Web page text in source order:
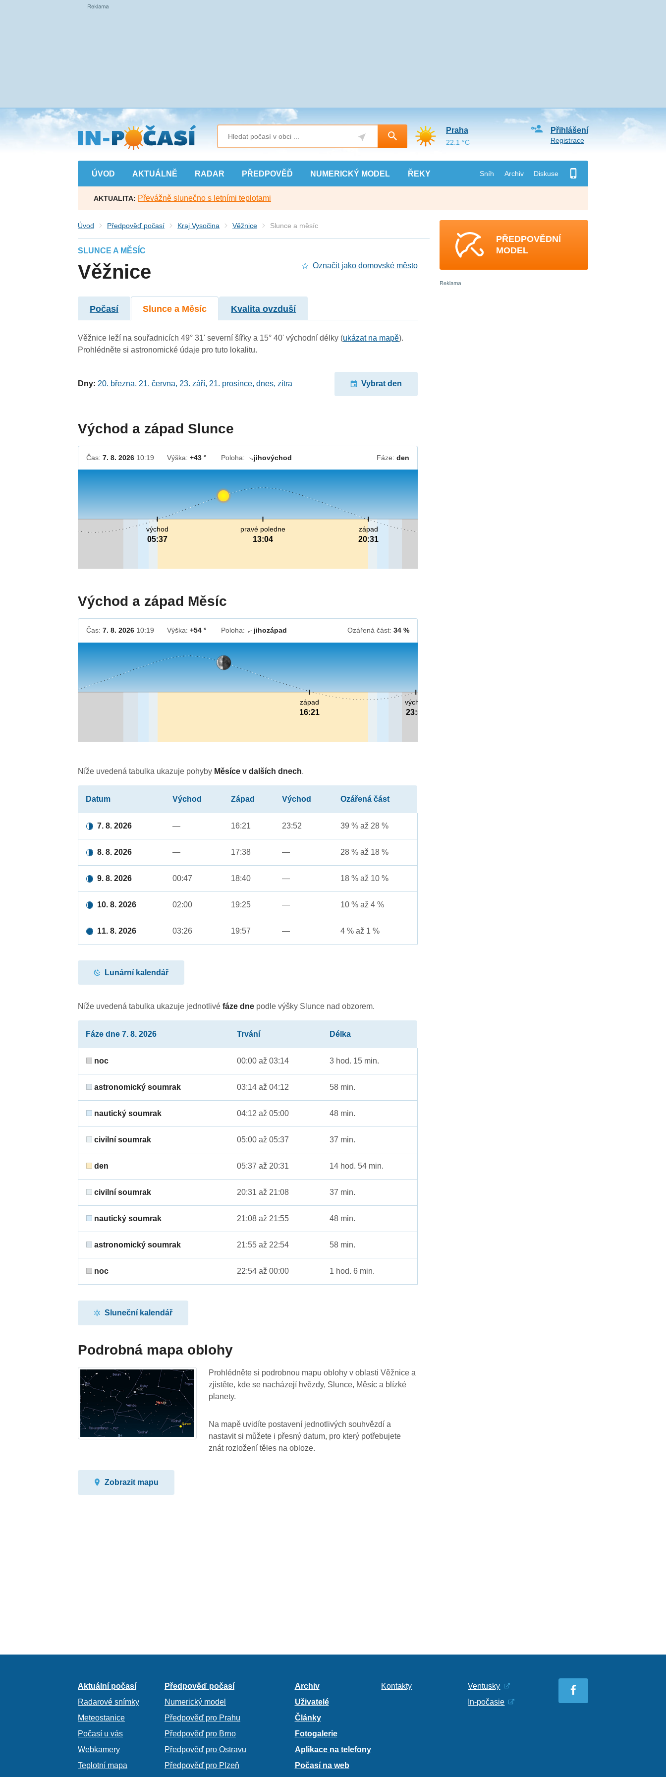
Přejít
na
hlavní
obsah
ÚVOD AKTUÁLNĚ RADAR PŘEDPOVĚĎ NUMERICKÝ MODEL ŘEKY Sníh Archiv Diskuse
Přihlášení
Registrace
Praha
22.1 °C
AKTUALITA: Převážně slunečno s letními teplotami
Úvod Předpověď počasí Kraj Vysočina Věžnice Slunce a měsíc
SLUNCE A MĚSÍC
Věžnice Označit jako domovské město
Počasí Slunce a Měsíc Kvalita ovzduší
Věžnice leží na souřadnicích 49° 31' severní šířky a 15° 40' východní délky (ukázat na mapě).
Prohlédněte si astronomické údaje pro tuto lokalitu.
Dny: 20. března, 21. června, 23. září, 21. prosince,dnes,zítra Vybrat den
Východ a západ Slunce
Čas:7. 8. 2026 10:19 Výška:+43 ° Poloha: ↓jihovýchod Fáze: den
pravé poledne
13:04
východ
05:37
západ
20:31
Východ a západ Měsíc
Čas:7. 8. 2026 10:19 Výška:+54 ° Poloha: ↓jihozápad Ozářená část: 34 %
východ
23:52
západ
16:21
Níže uvedená tabulka ukazuje pohyby Měsíce v dalších dnech.
Datum Východ Západ Východ Ozářená část
7. 8. 2026 — 16:21 23:52 39 % až 28 %
8. 8. 2026 — 17:38 — 28 % až 18 %
9. 8. 2026 00:47 18:40 — 18 % až 10 %
10. 8. 2026 02:00 19:25 — 10 % až 4 %
11. 8. 2026 03:26 19:57 — 4 % až 1 %
Lunární kalendář
Níže uvedená tabulka ukazuje jednotlivéfáze dne podle výšky Slunce nad obzorem.
Fáze dne 7. 8. 2026 Trvání Délka
noc 00:00 až 03:14 3 hod. 15 min.
astronomický soumrak 03:14 až 04:12 58 min.
nautický soumrak 04:12 až 05:00 48 min.
civilní soumrak 05:00 až 05:37 37 min.
den 05:37 až 20:31 14 hod. 54 min.
civilní soumrak 20:31 až 21:08 37 min.
nautický soumrak 21:08 až 21:55 48 min.
astronomický soumrak 21:55 až 22:54 58 min.
noc 22:54 až 00:00 1 hod. 6 min.
Sluneční kalendář
Podrobná mapa oblohy
Prohlédněte si podrobnou mapu oblohy v oblasti Věžnice a
zjistěte, kde se nacházejí hvězdy, Slunce, Měsíc a blízké
planety.
Na mapě uvidíte postavení jednotlivých souhvězdí a
nastavit si můžete i přesný datum, pro který potřebujete
znát rozložení těles na obloze.
Zobrazit mapu
PŘEDPOVĚDNÍ
MODEL
Aktuální počasí
Radarové snímky
Meteostanice
Počasí u vás
Webkamery
Teplotní mapa
Předpověď počasí
Numerický model
Předpověď pro Prahu
Předpověď pro Brno
Předpověď pro Ostravu
Předpověď pro Plzeň
Archiv
Uživatelé
Články
Fotogalerie
Aplikace na telefony
Počasí na web
Kontakty
Ventusky
In-počasie